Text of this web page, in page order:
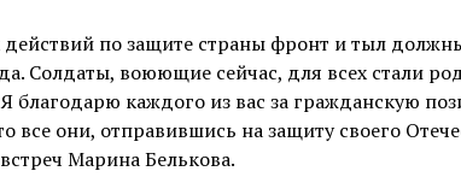
по защите страны фронт и тыл
Солдаты, воюющие сейчас, для всех стали
каждого из вас за гражданскую
они, отправившись на защиту своего
Марина Белькова.